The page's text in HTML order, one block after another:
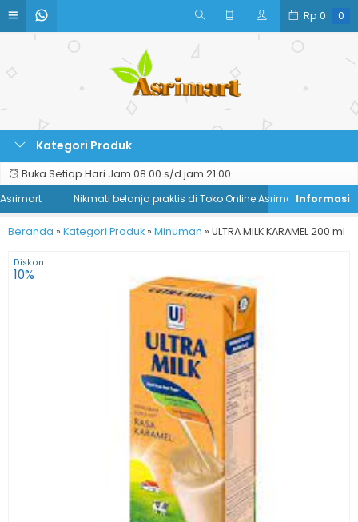
Rp 0 0
Kategori Produk
Buka Setiap Hari Jam 08.00 s/d jam 21.00
Nikmati belanja praktis di Toko Online Asrimart
Beranda » Kategori Produk » Minuman » ULTRA MILK KARAMEL 200 ml
Diskon
10%